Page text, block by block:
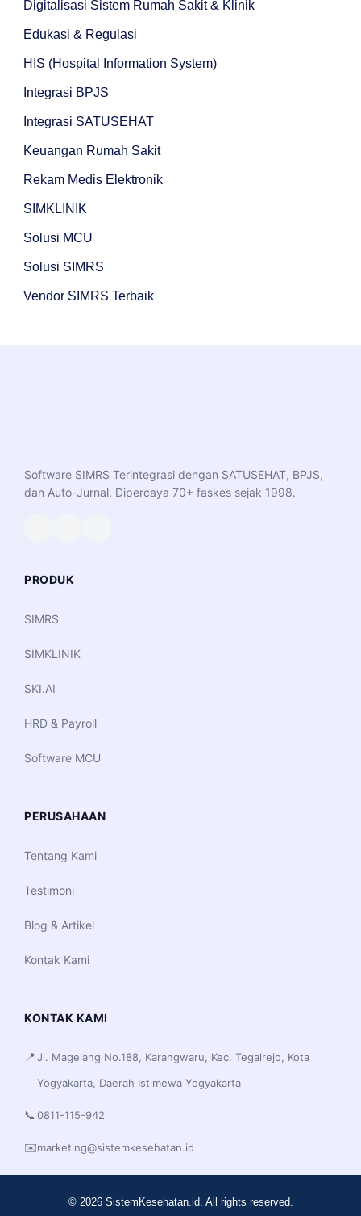
Digitalisasi Sistem Rumah Sakit & Klinik
Edukasi & Regulasi
HIS (Hospital Information System)
Integrasi BPJS
Integrasi SATUSEHAT
Keuangan Rumah Sakit
Rekam Medis Elektronik
SIMKLINIK
Solusi MCU
Solusi SIMRS
Vendor SIMRS Terbaik
Software SIMRS Terintegrasi dengan SATUSEHAT, BPJS,
dan Auto-Jurnal. Dipercaya 70+ faskes sejak 1998.
PRODUK
SIMRS
SIMKLINIK
SKI.AI
HRD & Payroll
Software MCU
PERUSAHAAN
Tentang Kami
Testimoni
Blog & Artikel
Kontak Kami
KONTAK KAMI
📍Jl. Magelang No.188, Karangwaru, Kec. Tegalrejo, Kota
Yogyakarta, Daerah Istimewa Yogyakarta
📞0811-115-942
✉️marketing@sistemkesehatan.id
© 2026 SistemKesehatan.id. All rights reserved.